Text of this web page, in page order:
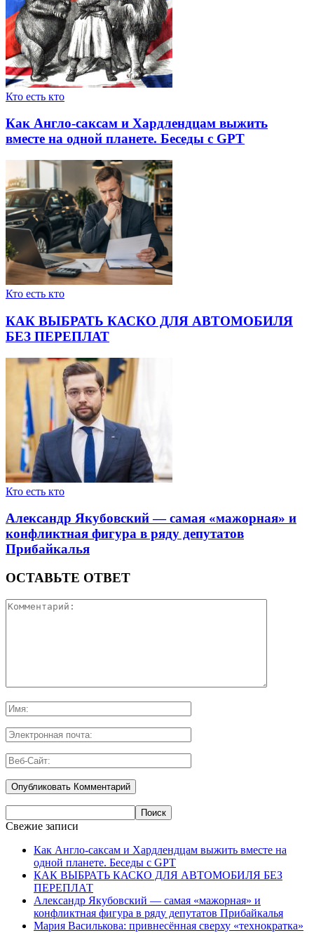
Кто есть кто
Как Англо-саксам и Хардлендцам выжить
вместе на одной планете. Беседы с GPT
Кто есть кто
КАК ВЫБРАТЬ КАСКО ДЛЯ АВТОМОБИЛЯ
БЕЗ ПЕРЕПЛАТ
Кто есть кто
Александр Якубовский — самая «мажорная» и
конфликтная фигура в ряду депутатов
Прибайкалья
ОСТАВЬТЕ ОТВЕТ
Свежие записи
Как Англо-саксам и Хардлендцам выжить вместе на
одной планете. Беседы с GPT
КАК ВЫБРАТЬ КАСКО ДЛЯ АВТОМОБИЛЯ БЕЗ
ПЕРЕПЛАТ
Александр Якубовский — самая «мажорная» и
конфликтная фигура в ряду депутатов Прибайкалья
Мария Василькова: привнесённая сверху «технократка»